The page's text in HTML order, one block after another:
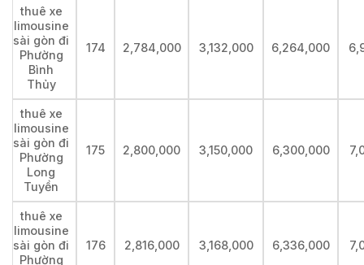
thuê xe
limousine
sài gòn đi
Phường
Bình
Thủy
174 2,784,000 3,132,000 6,264,000
thuê xe
limousine
sài gòn đi
Phường
Long
Tuyền
175 2,800,000 3,150,000 6,300,000
thuê xe
limousine
sài gòn đi
Phường
176 2,816,000 3,168,000 6,336,000